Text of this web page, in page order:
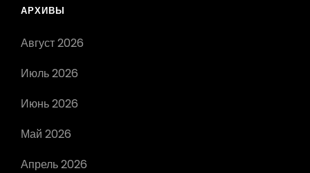
АРХИВЫ
Август 2026
Июль 2026
Июнь 2026
Май 2026
Апрель 2026